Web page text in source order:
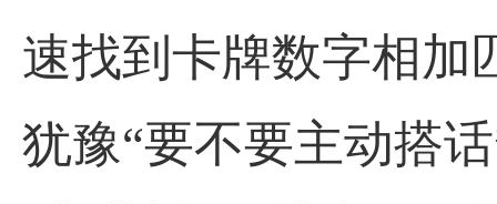
速找到卡牌数字相加
犹豫“要不要主动搭